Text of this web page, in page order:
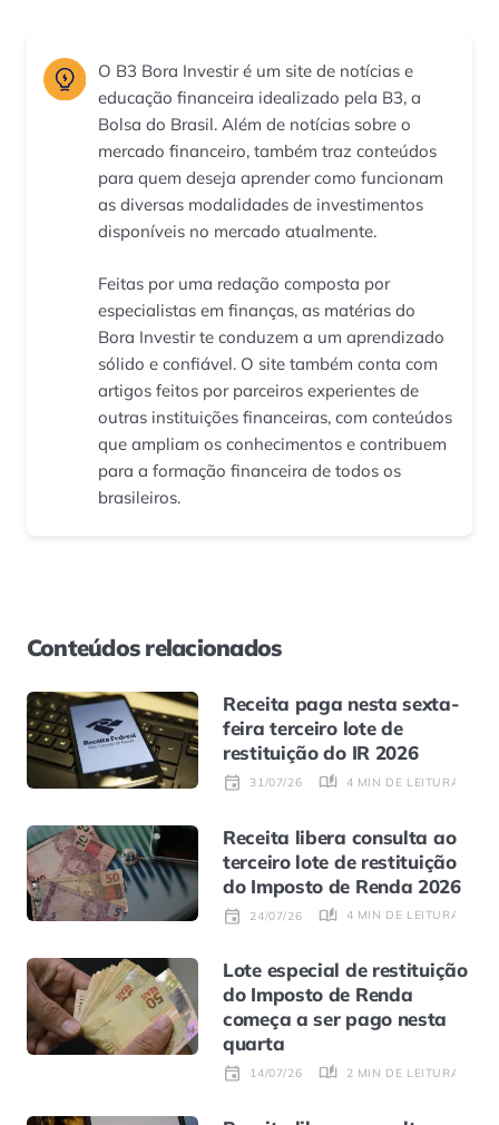
O B3 Bora Investir é um site de notícias e
educação financeira idealizado pela B3, a
Bolsa do Brasil. Além de notícias sobre o
mercado financeiro, também traz conteúdos
para quem deseja aprender como funcionam
as diversas modalidades de investimentos
disponíveis no mercado atualmente.
Feitas por uma redação composta por
especialistas em finanças, as matérias do
Bora Investir te conduzem a um aprendizado
sólido e confiável. O site também conta com
artigos feitos por parceiros experientes de
outras instituições financeiras, com conteúdos
que ampliam os conhecimentos e contribuem
para a formação financeira de todos os
brasileiros.
Conteúdos relacionados
Receita paga nesta sexta-
feira terceiro lote de
restituição do IR 2026
31/07/26 4 MIN DE LEITURA
Receita libera consulta ao
terceiro lote de restituição
do Imposto de Renda 2026
24/07/26 4 MIN DE LEITURA
Lote especial de restituição
do Imposto de Renda
começa a ser pago nesta
quarta
14/07/26 2 MIN DE LEITURA